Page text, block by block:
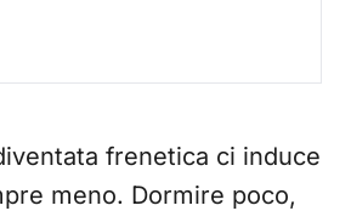
frenetica ci induce
meno. Dormire poco,